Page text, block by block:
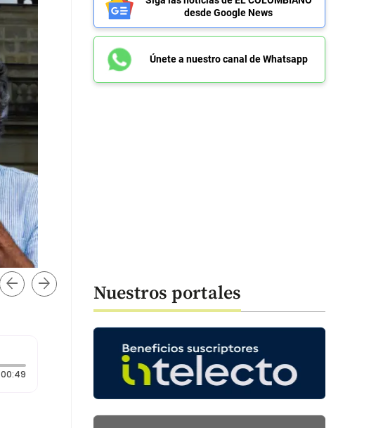
arrow_back Ficha técnica de la encuesta GAD3 contratada por RCN. Foto: Captura
arrow_forward
00:49Duración: 49 segundos
desde Google News
Únete a nuestro canal de Whatsapp
Nuestros portales